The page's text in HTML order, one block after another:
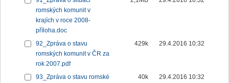
romských komunit v
krajích v roce 2008-
příloha.doc
92_Zpráva o stavu
romských komunit v ČR za
rok 2007.pdf
429k 29.4.2016 10:32
93_Zpráva o stavu romské
40k 29.4.2016 10:32